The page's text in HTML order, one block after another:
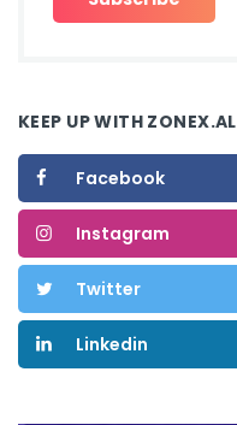
KEEP UP WITH ZONEX.AL
Facebook
Instagram
Twitter
Linkedin